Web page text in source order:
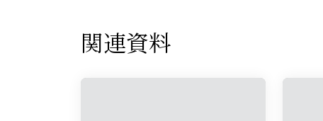
関連資料